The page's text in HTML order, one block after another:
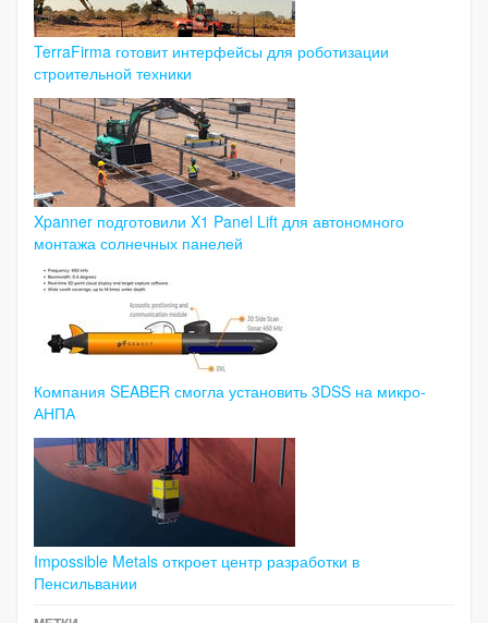
TerraFirma готовит интерфейсы для роботизации
строительной техники
Xpanner подготовили X1 Panel Lift для автономного
монтажа солнечных панелей
Компания SEABER смогла установить 3DSS на микро-
АНПА
Impossible Metals откроет центр разработки в
Пенсильвании